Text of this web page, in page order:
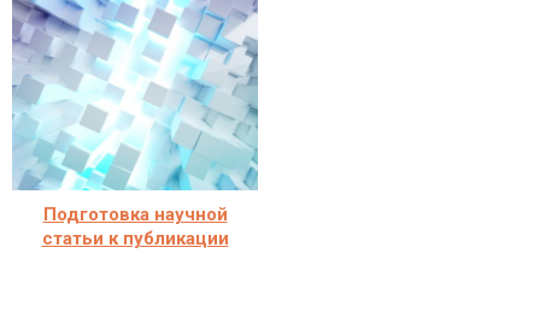
Подготовка научной
статьи к публикации